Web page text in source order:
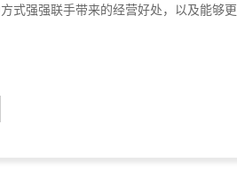
式强强联手带来的经营好处，以及能够